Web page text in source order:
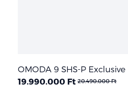
OMODA 9 SHS-P Exclusive
19.990.000 Ft 20.490.000 Ft